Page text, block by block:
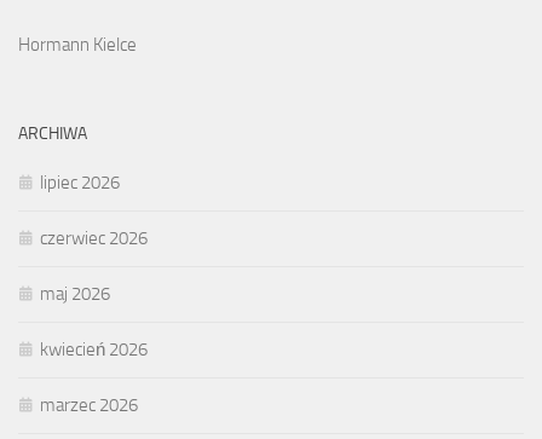
Hormann Kielce
ARCHIWA
lipiec 2026
czerwiec 2026
maj 2026
kwiecień 2026
marzec 2026